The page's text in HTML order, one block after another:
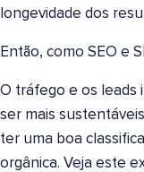
longevidade dos
Então, como SEO e
O tráfego e os leads
ser mais
ter uma boa
orgânica. Veja este